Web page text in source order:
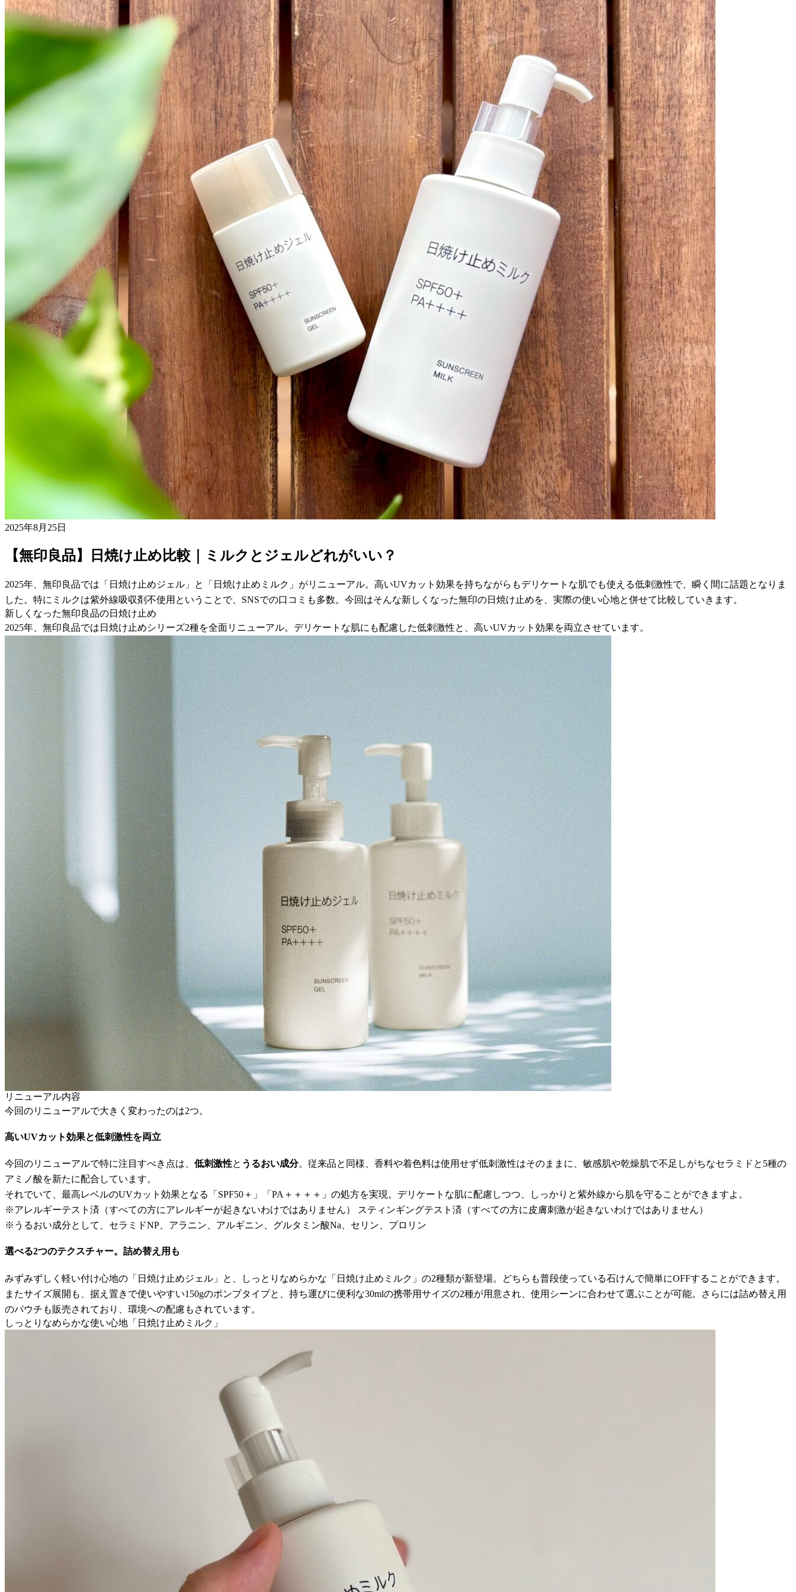
2025年8月25日
【無印良品】日焼け止め比較｜ミルクとジェルどれがいい？
2025年、無印良品では「日焼け止めジェル」と「日焼け止めミルク」がリニューアル。高いUVカット効果を持ちながらもデリケートな肌でも使える低刺激性で、瞬く間に話題となりま
した。特にミルクは紫外線吸収剤不使用ということで、SNSでの口コミも多数。今回はそんな新しくなった無印の日焼け止めを、実際の使い心地と併せて比較していきます。
新しくなった無印良品の日焼け止め
2025年、無印良品では日焼け止めシリーズ2種を全面リニューアル。デリケートな肌にも配慮した低刺激性と、高いUVカット効果を両立させています。
リニューアル内容
今回のリニューアルで大きく変わったのは2つ。
高いUVカット効果と低刺激性を両立
今回のリニューアルで特に注目すべき点は、 低刺激性と うるおい成分。従来品と同様、香料や着色料は使用せず低刺激性はそのままに、敏感肌や乾燥肌で不足しがちなセラミドと5種の
アミノ酸を新たに配合しています。
それでいて、最高レベルのUVカット効果となる「SPF50＋」「PA＋＋＋＋」の処方を実現。デリケートな肌に配慮しつつ、しっかりと紫外線から肌を守ることができますよ。
※アレルギーテスト済（すべての方にアレルギーが起きないわけではありません） スティンギングテスト済（すべての方に皮膚刺激が起きないわけではありません）
※うるおい成分として、セラミドNP、アラニン、アルギニン、グルタミン酸Na、セリン、プロリン
選べる2つのテクスチャー。詰め替え用も
みずみずしく軽い付け心地の「日焼け止めジェル」と、しっとりなめらかな「日焼け止めミルク」の2種類が新登場。どちらも普段使っている石けんで簡単にOFFすることができます。
またサイズ展開も、据え置きで使いやすい150gのポンプタイプと、持ち運びに便利な30mlの携帯用サイズの2種が用意され、使用シーンに合わせて選ぶことが可能。さらには詰め替え用
のパウチも販売されており、環境への配慮もされています。
しっとりなめらかな使い心地「日焼け止めミルク」